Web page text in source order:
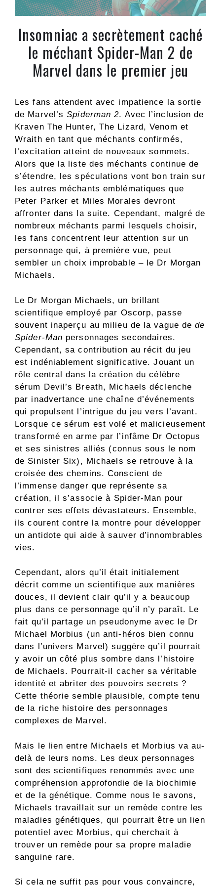
Insomniac a secrètement caché
le méchant Spider-Man 2 de
Marvel dans le premier jeu
Les fans attendent avec impatience la sortie
de Marvel’sSpiderman 2. Avec l’inclusion de
Kraven The Hunter, The Lizard, Venom et
Wraith en tant que méchants confirmés,
l’excitation atteint de nouveaux sommets.
Alors que la liste des méchants continue de
s’étendre, les spéculations vont bon train sur
les autres méchants emblématiques que
Peter Parker et Miles Morales devront
affronter dans la suite. Cependant, malgré de
nombreux méchants parmi lesquels choisir,
les fans concentrent leur attention sur un
personnage qui, à première vue, peut
sembler un choix improbable – le Dr Morgan
Michaels.
Le Dr Morgan Michaels, un brillant
scientifique employé par Oscorp, passe
souvent inaperçu au milieu de la vague dede
Spider-Man personnages secondaires.
Cependant, sa contribution au récit du jeu
est indéniablement significative. Jouant un
rôle central dans la création du célèbre
sérum Devil’s Breath, Michaels déclenche
par inadvertance une chaîne d’événements
qui propulsent l’intrigue du jeu vers l’avant.
Lorsque ce sérum est volé et malicieusement
transformé en arme par l’infâme Dr Octopus
et ses sinistres alliés (connus sous le nom
de Sinister Six), Michaels se retrouve à la
croisée des chemins. Conscient de
l’immense danger que représente sa
création, il s’associe à Spider-Man pour
contrer ses effets dévastateurs. Ensemble,
ils courent contre la montre pour développer
un antidote qui aide à sauver d’innombrables
vies.
Cependant, alors qu’il était initialement
décrit comme un scientifique aux manières
douces, il devient clair qu’il y a beaucoup
plus dans ce personnage qu’il n’y paraît. Le
fait qu’il partage un pseudonyme avec le Dr
Michael Morbius (un anti-héros bien connu
dans l’univers Marvel) suggère qu’il pourrait
y avoir un côté plus sombre dans l’histoire
de Michaels. Pourrait-il cacher sa véritable
identité et abriter des pouvoirs secrets ?
Cette théorie semble plausible, compte tenu
de la riche histoire des personnages
complexes de Marvel.
Mais le lien entre Michaels et Morbius va au-
delà de leurs noms. Les deux personnages
sont des scientifiques renommés avec une
compréhension approfondie de la biochimie
et de la génétique. Comme nous le savons,
Michaels travaillait sur un remède contre les
maladies génétiques, qui pourrait être un lien
potentiel avec Morbius, qui cherchait à
trouver un remède pour sa propre maladie
sanguine rare.
Si cela ne suffit pas pour vous convaincre,